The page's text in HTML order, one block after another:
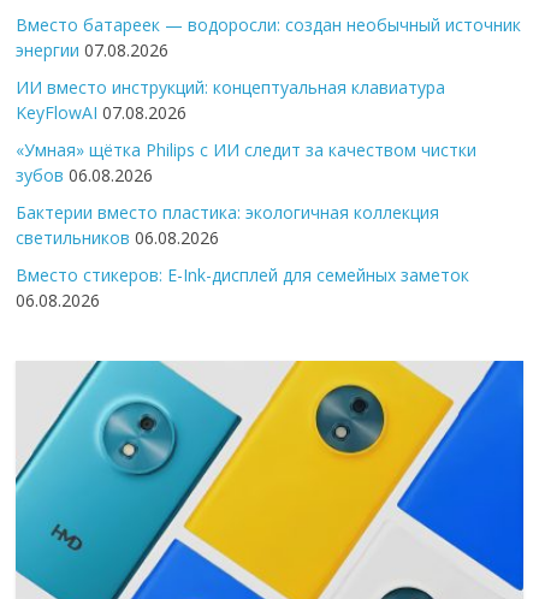
Вместо батареек — водоросли: создан необычный источник
энергии 07.08.2026
ИИ вместо инструкций: концептуальная клавиатура
KeyFlowAI 07.08.2026
«Умная» щётка Philips с ИИ следит за качеством чистки
зубов 06.08.2026
Бактерии вместо пластика: экологичная коллекция
светильников 06.08.2026
Вместо стикеров: E-Ink-дисплей для семейных заметок
06.08.2026